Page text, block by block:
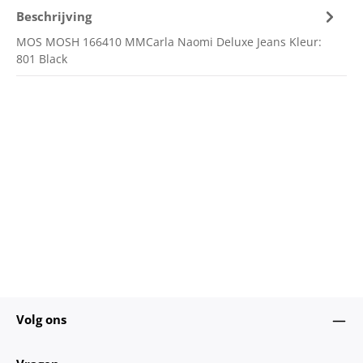
Beschrijving
MOS MOSH 166410 MMCarla Naomi Deluxe Jeans Kleur:
801 Black
Volg ons